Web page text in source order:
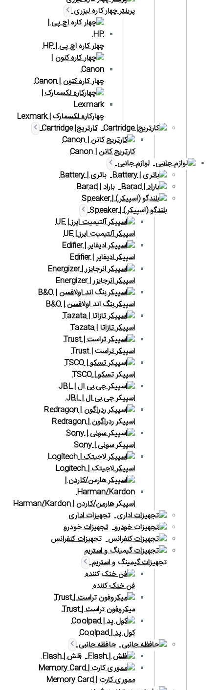
پرینتر چهار کاره لیزری
چهار کاره اچ پی | HP
چهار کاره کنون | Canon
چهارکاره لکسمارک | Lexmark
کارتریج| Cartridge
کارتریج کانن | Canon
لوازم جانبی
باتری | Battery
باراد | Barad
بلندگو (اسپیکر) | Speaker
اسپیکر آلتیمیت ایرز | UE
اسپیکر ادیفایر | Edifier
اسپیکر انرجایزر | Energizer
اسپیکر بنگ اند اولافسن | B&O
اسپیکر تازاتا | Tazata
اسپیکر تراست | Trust
اسپیکر تسکو | TSCO
اسپیکر جی بی ال | JBL
اسپیکر ردراگون | Redragon
اسپیکر سونی | Sony
اسپیکر لاجیتک | Logitech
اسپیکر هارمن/کاردن | Harman/Kardon
تجهیزات اداری
تجهیزات خودرو
تجهیزات کنفرانس
تجهیزات گیمینگ و استریم
فن خنک کننده
میکروفون تراست | Trust
کول پد | Coolpad
حافظه جانبی
فلش | Flash
مموری کارت | Memory Card